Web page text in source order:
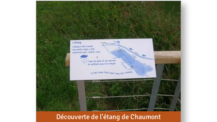
Découverte de l'étang de Chaumont